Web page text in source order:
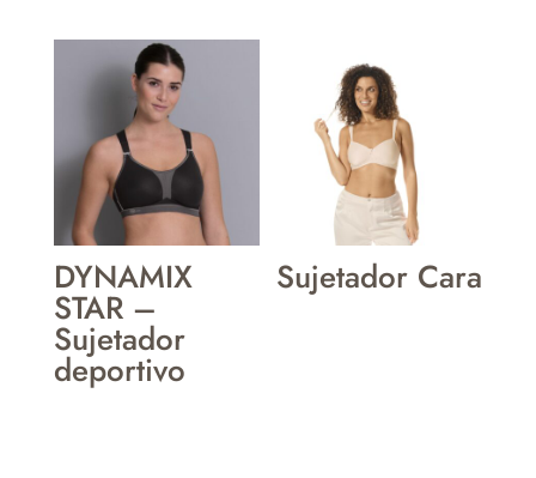
DYNAMIX
STAR –
Sujetador
deportivo
Sujetador Cara